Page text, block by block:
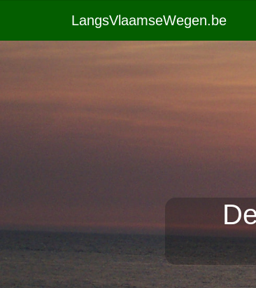
LangsVlaamseWegen.be